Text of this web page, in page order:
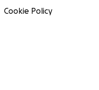
Cookie Policy